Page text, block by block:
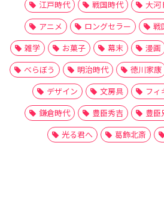
江戸時代 戦国時代 大河
アニメ
ロングセラー 戦
雑学
お菓子 幕末 漫画
べらぼう
明治時代 徳川家康
デザイン
文房具 フィ
鎌倉時代
豊臣秀吉 豊臣
光る君へ
葛飾北斎